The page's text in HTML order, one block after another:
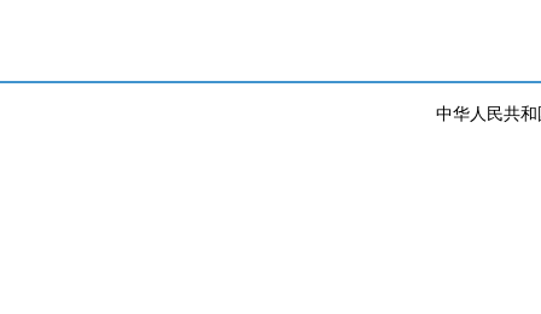
中华人民共